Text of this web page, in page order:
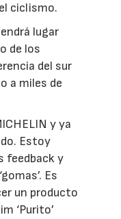
ciclismo.
lugar
de los
del sur
a miles de
y ya
Estoy
feedback y
Es
un producto
‘Purito’